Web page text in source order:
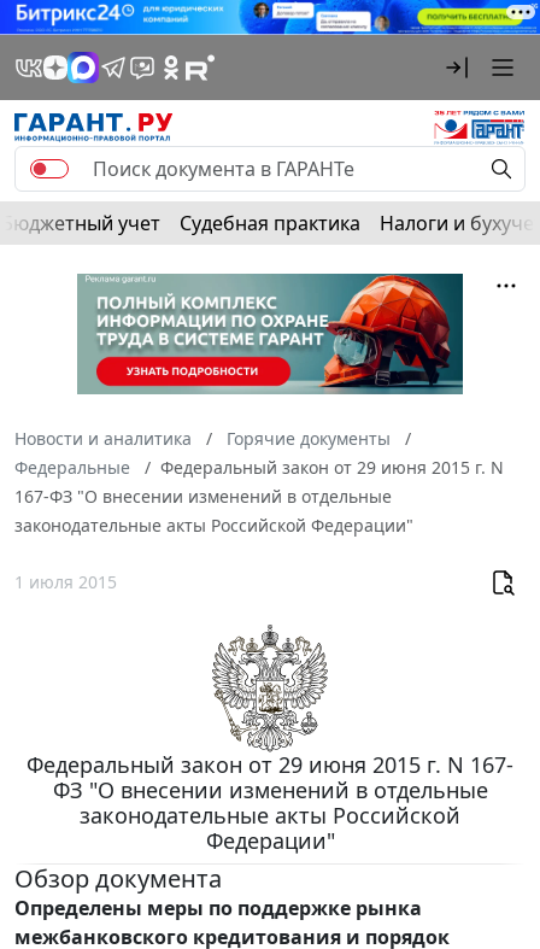
Бюджетный учет Судебная практика Налоги и
Новости и аналитика
Горячие документы
Федеральные
Федеральный закон от 29 июня 2015 г. N
167-ФЗ "О внесении изменений в отдельные
законодательные акты Российской Федерации"
1 июля 2015
Федеральный закон от 29 июня 2015 г. N 167-
ФЗ "О внесении изменений в отдельные
законодательные акты Российской
Федерации"
Обзор документа
Определены меры по поддержке рынка
межбанковского кредитования и порядок